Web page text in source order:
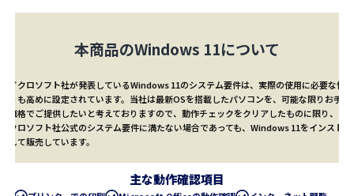
本商品のWindows 11について
マイクロソフト社が発表しているWindows 11のシステム要件は、実際の使用に必要な性能
よりも高めに設定されています。当社は最新OSを搭載したパソコンを、可能な限りお手頃
な価格でご提供したいと考えておりますので、動作チェックをクリアしたものに限り、マ
イクロソフト社公式のシステム要件に満たない場合であっても、Windows 11をインストー
ルして販売しています。
主な動作確認項目